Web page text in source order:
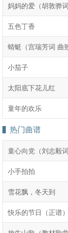
妈妈的爱（胡敦骅
五色丁香
蜻蜓（宫瑞芳词 曲
小茄子
太阳底下花儿红
童年的欢乐
热门曲谱
童心向党（刘志毅
小手拍拍
雪花飘，冬天到
快乐的节日（正谱）